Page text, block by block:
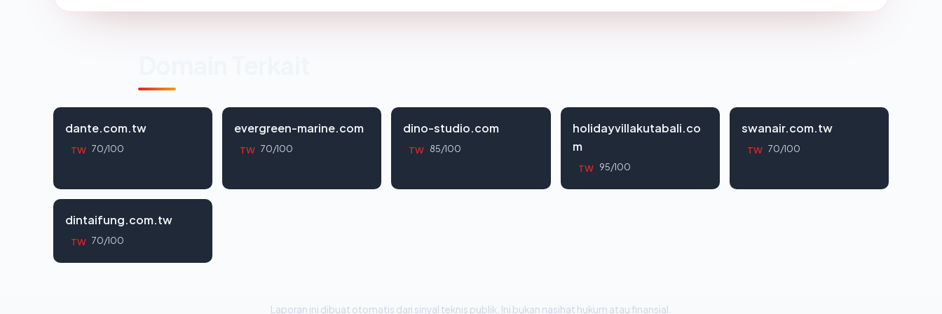
dante.com.tw
TW 70/100
evergreen-marine.com
TW 70/100
dino-studio.com
TW 85/100
holidayvillakutabali.co
m
TW 95/100
swanair.com.tw
TW 70/100
dintaifung.com.tw
TW 70/100
Laporan ini dibuat otomatis dari sinyal teknis publik. Ini bukan nasihat hukum atau finansial.